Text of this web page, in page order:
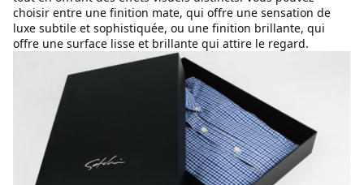
choisir entre une finition mate, qui offre une sensation de
luxe subtile et sophistiquée, ou une finition brillante, qui
offre une surface lisse et brillante qui attire le regard.